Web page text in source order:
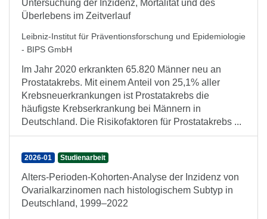
Untersuchung der Inzidenz, Mortalität und des
Überlebens im Zeitverlauf
Leibniz-Institut für Präventionsforschung und Epidemiologie
- BIPS GmbH
Im Jahr 2020 erkrankten 65.820 Männer neu an
Prostatakrebs. Mit einem Anteil von 25,1% aller
Krebsneuerkrankungen ist Prostatakrebs die
häufigste Krebserkrankung bei Männern in
Deutschland. Die Risikofaktoren für Prostatakrebs ...
2026-01 Studienarbeit
Alters-Perioden-Kohorten-Analyse der Inzidenz von
Ovarialkarzinomen nach histologischem Subtyp in
Deutschland, 1999–2022